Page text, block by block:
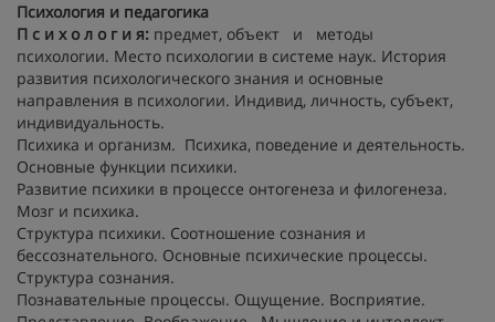
Психология и педагогика
П с и х о л о г и я: предмет, объект и методы
психологии. Место психологии в системе наук. История
развития психологического знания и основные
направления в психологии. Индивид, личность, субъект,
индивидуальность.
Психика и организм. Психика, поведение и деятельность.
Основные функции психики.
Развитие психики в процессе онтогенеза и филогенеза.
Мозг и психика.
Структура психики. Соотношение сознания и
бессознательного. Основные психические процессы.
Структура сознания.
Познавательные процессы. Ощущение. Восприятие.